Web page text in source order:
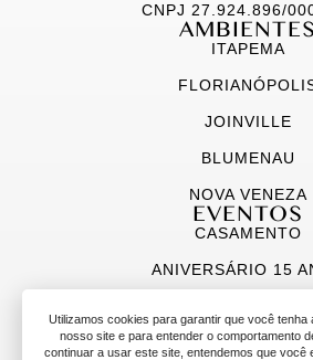
CNPJ 27.924.896/
AMBIENTES
ITAPEMA
JOINVILLE
BLUMENAU
NOVA VENEZA
EVENTOS
CASAMENTO
ANIVERSÁRIO 15
CORPORATIVO
Utilizamos cookies para garantir que você tenha
nosso site e para entender o comportamento
continuar a usar este site, entendemos que você